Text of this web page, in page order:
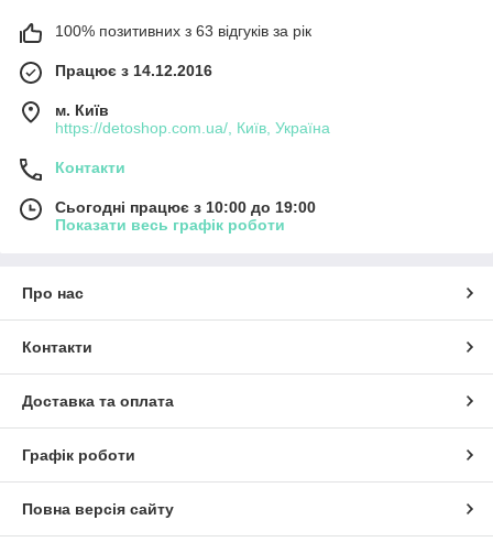
100% позитивних з 63 відгуків за рік
Працює з 14.12.2016
м. Київ
https://detoshop.com.ua/, Київ, Україна
Контакти
Сьогодні працює з 10:00 до 19:00
Показати весь графік роботи
Про нас
Контакти
Доставка та оплата
Графік роботи
Повна версія сайту